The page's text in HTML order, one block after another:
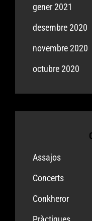
gener 2021
desembre 2020
novembre 2020
octubre 2020
Assajos
Concerts
Conkheror